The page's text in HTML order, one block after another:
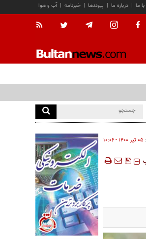
آب و هوا | خبرنامه | پیوندها | درباره ما | ما
۰۵ تير ۱۴۰۰ - ۱۰:۰۶